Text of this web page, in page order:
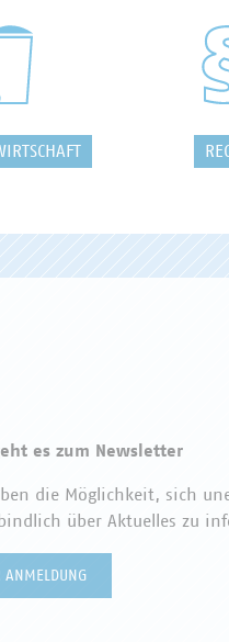
es zum Newsletter
die Möglichkeit, sich
über Aktuelles zu
ANMELDUNG